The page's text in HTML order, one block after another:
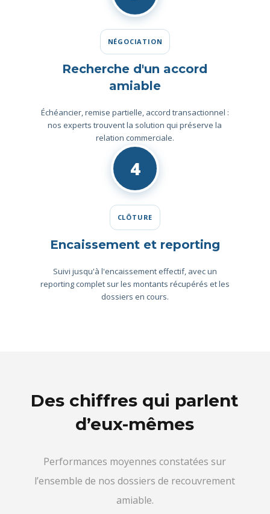
NÉGOCIATION
Recherche d'un accord
amiable
Échéancier, remise partielle, accord transactionnel :
nos experts trouvent la solution qui préserve la
relation commerciale.
4
CLÔTURE
Encaissement et reporting
Suivi jusqu'à l'encaissement effectif, avec un
reporting complet sur les montants récupérés et les
dossiers en cours.
Des chiffres qui parlent
d’eux-mêmes
Performances moyennes constatées sur
l’ensemble de nos dossiers de recouvrement
amiable.